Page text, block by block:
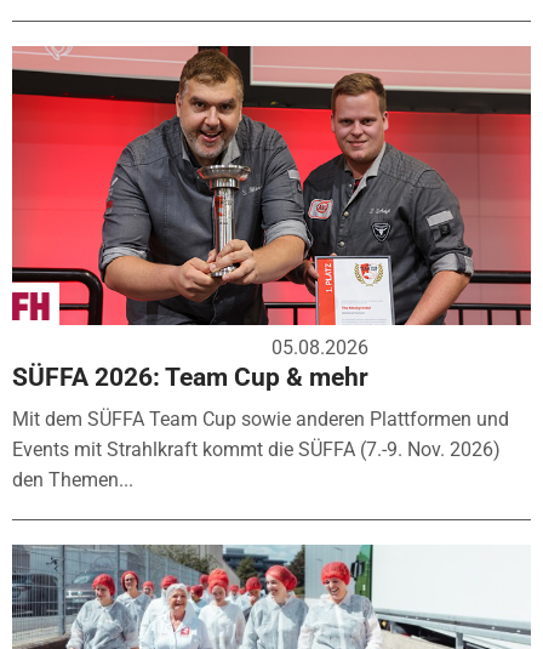
05.08.2026
SÜFFA 2026: Team Cup & mehr
Mit dem SÜFFA Team Cup sowie anderen Plattformen und
Events mit Strahlkraft kommt die SÜFFA (7.-9. Nov. 2026)
den Themen...